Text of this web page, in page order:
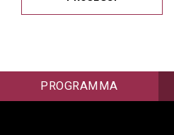
PROGRAMMA